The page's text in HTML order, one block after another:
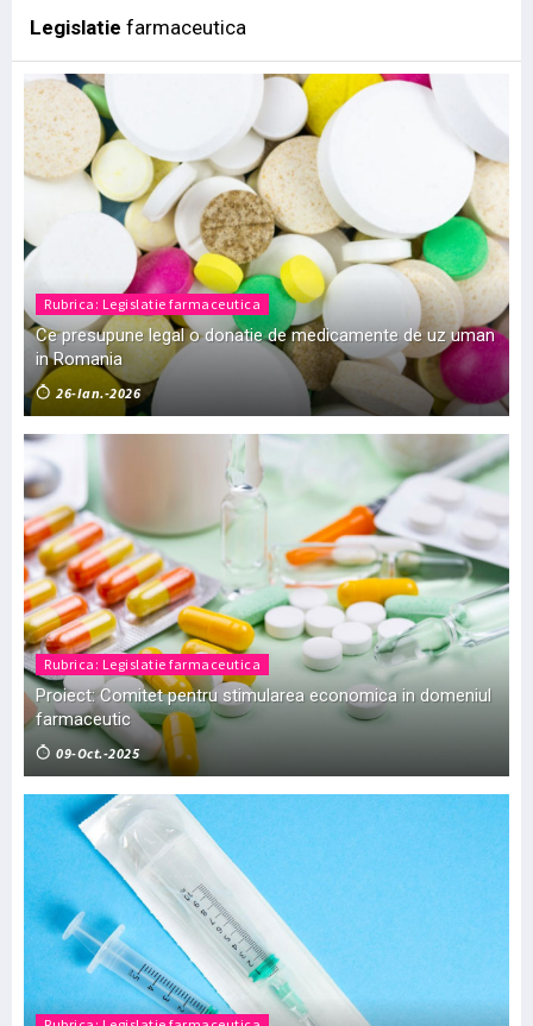
Legislatie farmaceutica
Rubrica: Legislatie farmaceutica
Ce presupune legal o donatie de medicamente de uz uman
in Romania
26-Ian.-2026
Rubrica: Legislatie farmaceutica
Proiect: Comitet pentru stimularea economica in domeniul
farmaceutic
09-Oct.-2025